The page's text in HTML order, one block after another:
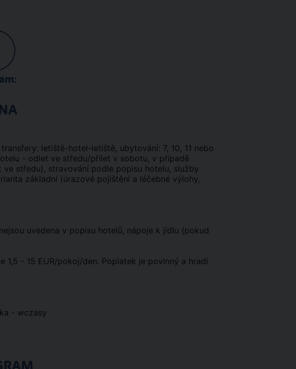
letiště-hotel-letiště, ubytování: 7, 10, 11 nebo
- odlet ve středu/přílet v sobotu, v případě
středu), stravování podle popisu hotelu, služby
základní (úrazové pojištění a léčebné výlohy,
uvedena v popisu hotelů, nápoje k jídlu (pokud
1,5 - 15 EUR/pokoj/den. Poplatek je povinný a hradí
- wczasy